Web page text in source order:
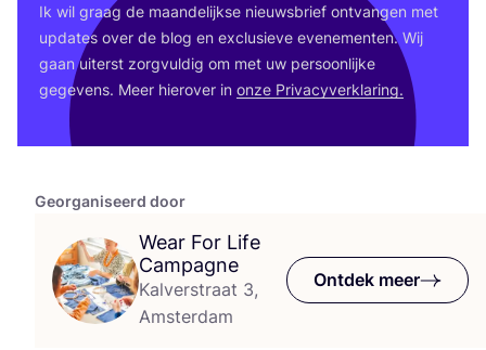
Georganiseerd door
Wear For Life
Campagne
Kalverstraat 3,
Amsterdam
Ontdek meer
Ik wil graag de maan­de­lijk­se nieuws­brief ont­van­gen met
upda­tes over de blog en exclu­sie­ve eve­ne­men­ten. Wij
gaan uiterst zorg­vul­dig om met uw per­soon­lij­ke
gege­vens. Meer hier­over in onze Pri­va­cy­ver­kla­ring.